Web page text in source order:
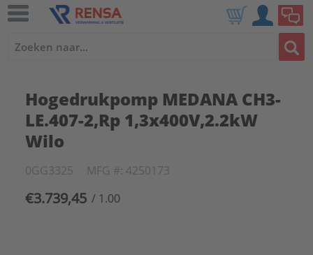
Hogedrukpomp MEDANA CH3-
LE.407-2,Rp 1,3x400V,2.2kW
Wilo
0GG3325 MFG #: 4250173
€3.739,45 / 1.00